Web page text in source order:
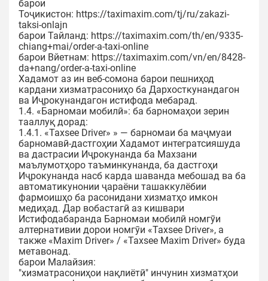
барои
Тоҷикистон: https://taximaxim.com/tj/ru/zakazi-
taksi-onlajn
барои Тайланд: https://taximaxim.com/th/en/9335-
chiang+mai/order-a-taxi-online
барои Вйетнам: https://taximaxim.com/vn/en/8428-
da+nang/order-a-taxi-online
Хадамот аз ин веб-сомона барои пешниҳод
кардани хизматрасониҳо ба Дархосткунандагон
ва Иҷрокунандагон истифода мебарад.
1.4. «Барномаи мобилӣ»: ба барномаҳои зерин
тааллуқ дорад:
1.4.1. «Taxsee Driver» » — барномаи ба маҷмуаи
барномавӣ-дастгоҳии Хадамот интегратсияшуда
ва дастрасии Иҷрокунанда ба Махзани
маълумотҳоро таъминкунанда, ба дастгоҳи
Иҷрокунанда насб карда шаванда мебошад ва ба
автоматикунонии ҷараёни ташаккулёбии
фармоишҳо ба расонидани хизматҳо имкон
медиҳад. Дар вобастагӣ аз кишвари
Истифодабаранда Барномаи мобилӣ номгӯи
алтернативии дорои номгӯи «Taxsee Driver», а
также «Maxim Driver» / «Taxsee Maxim Driver» буда
метавонад.
барои Малайзия:
"хизматрасониҳои нақлиётӣ" инчунин хизматҳои